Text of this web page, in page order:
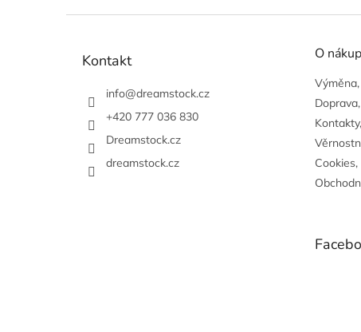
Kontakt
info@dreamstock.cz
+420 777 036 830
Dreamstock.cz
dreamstock.cz
O
Cookies,